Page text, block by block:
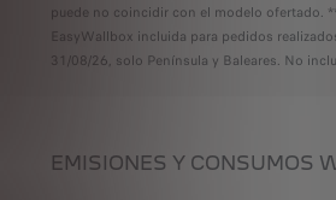
puede no coincidir con el modelo ofertado.
EasyWallbox incluida para pedidos
31/08/26, solo Península y Baleares. No
EMISIONES Y CONSUMOS